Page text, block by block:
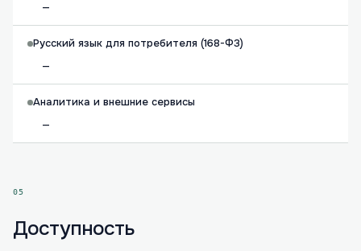
—
Русский язык для потребителя (168-ФЗ)
—
Аналитика и внешние сервисы
—
05
Доступность